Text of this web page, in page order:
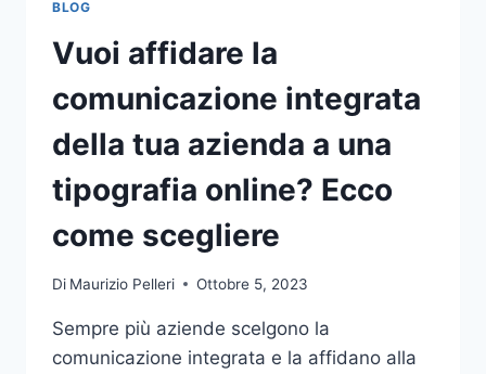
BLOG
Vuoi affidare la
comunicazione integrata
della tua azienda a una
tipografia online? Ecco
come scegliere
Di Maurizio Pelleri Ottobre 5, 2023
Sempre più aziende scelgono la
comunicazione integrata e la affidano alla